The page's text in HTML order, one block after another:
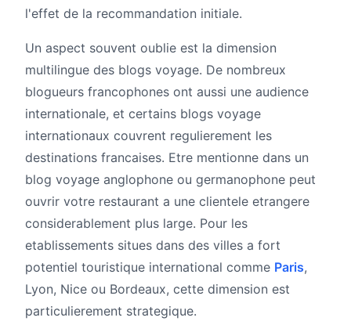
l'effet de la recommandation initiale.
Un aspect souvent oublie est la dimension
multilingue des blogs voyage. De nombreux
blogueurs francophones ont aussi une audience
internationale, et certains blogs voyage
internationaux couvrent regulierement les
destinations francaises. Etre mentionne dans un
blog voyage anglophone ou germanophone peut
ouvrir votre restaurant a une clientele etrangere
considerablement plus large. Pour les
etablissements situes dans des villes a fort
potentiel touristique international comme Paris,
Lyon, Nice ou Bordeaux, cette dimension est
particulierement strategique.